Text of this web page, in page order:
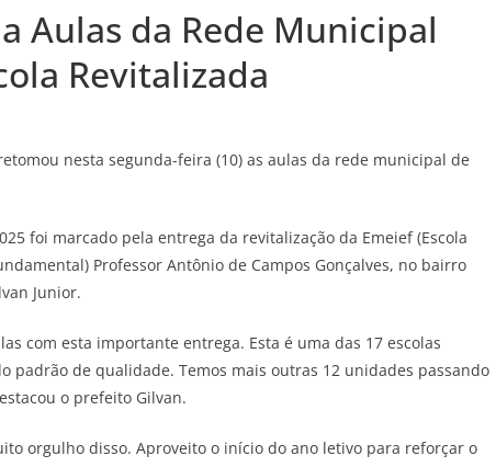
Aulas da Rede Municipal
Revitalizada
nesta segunda-feira (10) as aulas da rede municipal de
foi marcado pela entrega da revitalização da Emeief (Escola
Professor Antônio de Campos Gonçalves, no bairro
Junior.
com esta importante entrega. Esta é uma das 17 escolas
padrão de qualidade. Temos mais outras 12 unidades passando
o prefeito Gilvan.
orgulho disso. Aproveito o início do ano letivo para reforçar o